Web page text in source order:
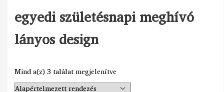
egyedi születésnapi meghívó
lányos design
Mind a(z) 3 találat megjelenítve